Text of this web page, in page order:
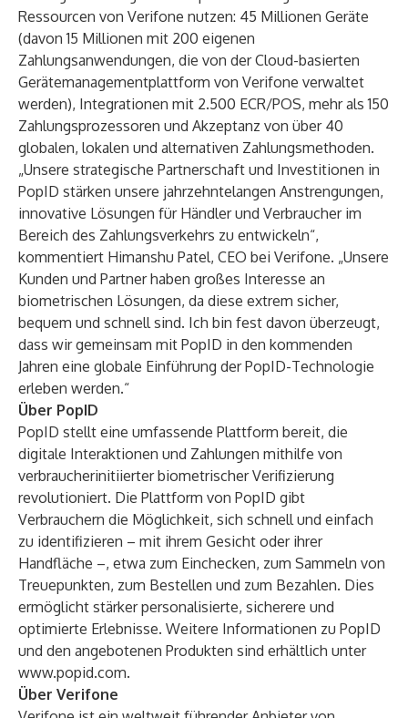
Ressourcen von Verifone nutzen: 45 Millionen Geräte
(davon 15 Millionen mit 200 eigenen
Zahlungsanwendungen, die von der Cloud-basierten
Gerätemanagementplattform von Verifone verwaltet
werden), Integrationen mit 2.500 ECR/POS, mehr als 150
Zahlungsprozessoren und Akzeptanz von über 40
globalen, lokalen und alternativen Zahlungsmethoden.
„Unsere strategische Partnerschaft und Investitionen in
PopID stärken unsere jahrzehntelangen Anstrengungen,
innovative Lösungen für Händler und Verbraucher im
Bereich des Zahlungsverkehrs zu entwickeln“,
kommentiert Himanshu Patel, CEO bei Verifone. „Unsere
Kunden und Partner haben großes Interesse an
biometrischen Lösungen, da diese extrem sicher,
bequem und schnell sind. Ich bin fest davon überzeugt,
dass wir gemeinsam mit PopID in den kommenden
Jahren eine globale Einführung der PopID-Technologie
erleben werden.“
Über PopID
PopID stellt eine umfassende Plattform bereit, die
digitale Interaktionen und Zahlungen mithilfe von
verbraucherinitiierter biometrischer Verifizierung
revolutioniert. Die Plattform von PopID gibt
Verbrauchern die Möglichkeit, sich schnell und einfach
zu identifizieren – mit ihrem Gesicht oder ihrer
Handfläche –, etwa zum Einchecken, zum Sammeln von
Treuepunkten, zum Bestellen und zum Bezahlen. Dies
ermöglicht stärker personalisierte, sicherere und
optimierte Erlebnisse. Weitere Informationen zu PopID
und den angebotenen Produkten sind erhältlich unter
www.popid.com.
Über Verifone